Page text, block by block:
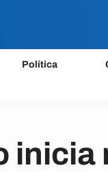
Política
inicia